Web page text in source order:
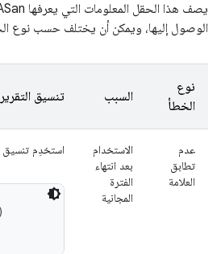
الوصول إليها، ويمكن أن يختلف حسب نوع
نوع
الخطأ
السبب تنسيق التقرير
عدم
تطابق
العلامة
الاستخدام
بعد انتهاء
الفترة
المجانية
استخدِم تنسيق